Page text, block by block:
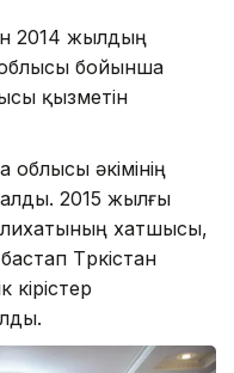
2014 жылдың
бойынша
қызметін
әкімінің
2015 жылғы
хатшысы,
Түркістан